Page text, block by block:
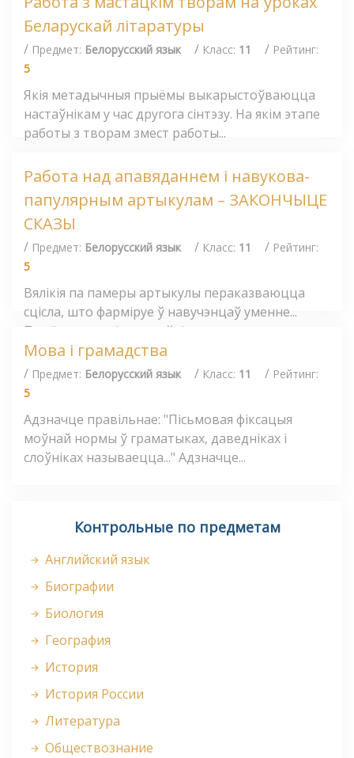
Беларускай літаратуры
/ Предмет: Белорусский язык / Класс: 11 / Рейтинг:
5
Якія метадычныя прыёмы выкарыстоўваюцца
настаўнікам у час другога сінтэзу. На якім этапе
работы з творам змест работы...
Работа над апавяданнем і навукова-
папулярным артыкулам – ЗАКОНЧЫЦЕ
СКАЗЫ
/ Предмет: Белорусский язык / Класс: 11 / Рейтинг:
5
Вялікія па памеры артыкулы пераказваюцца
сцісла, што фарміруе ў навучэнцаў уменне...
Прыём, пры якім настаўнік загадзя...
Мова і грамадства
/ Предмет: Белорусский язык / Класс: 11 / Рейтинг:
5
Адзначце правільнае: "Пісьмовая фіксацыя
моўнай нормы ў граматыках, даведніках і
слоўніках называецца..." Адзначце...
Контрольные по предметам
Английский язык
Биографии
Биология
География
История
История России
Литература
Обществознание